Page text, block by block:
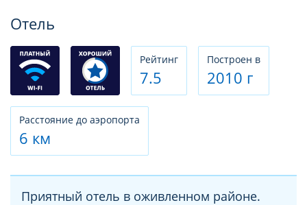
Отель
Рeйтинг
7.5
Построен в
2010 г
Расстояние до аэропорта
6 км
Приятный отель в оживленном районе.